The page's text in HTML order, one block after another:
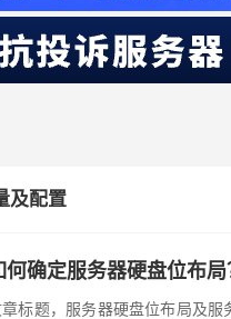
及配置
何确定服务器硬盘位布
标题，服务器硬盘位布局及